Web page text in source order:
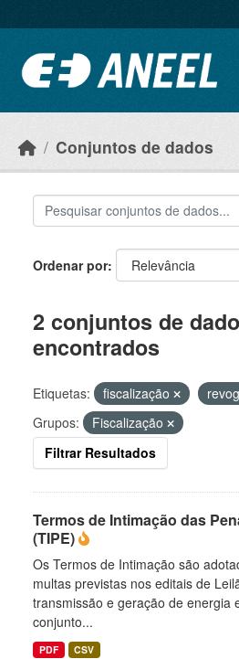
Conjuntos de dados
Ordenar por
2 conjuntos de
encontrados
Etiquetas: fiscalização
Grupos:
Fiscalização
Filtrar Resultados
Termos de Intimação das
(TIPE)
Os Termos de Intimação são
multas previstas nos editais de
transmissão e geração de energia
conjunto...
PDF CSV